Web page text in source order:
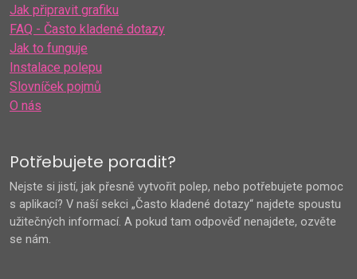
Jak připravit grafiku
FAQ - Často kladené dotazy
Jak to funguje
Instalace polepu
Slovníček pojmů
O nás
Potřebujete poradit?
Nejste si jistí, jak přesně vytvořit polep, nebo potřebujete pomoc
s aplikací? V naší sekci „Často kladené dotazy“ najdete spoustu
užitečných informací. A pokud tam odpověď nenajdete, ozvěte
se nám.